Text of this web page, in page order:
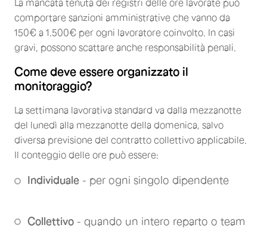
La mancata tenuta dei registri delle ore lavorate può
comportare sanzioni amministrative che vanno da
150€ a 1.500€ per ogni lavoratore coinvolto. In casi
gravi, possono scattare anche responsabilità penali.
Come deve essere organizzato il
monitoraggio?
La settimana lavorativa standard va dalla mezzanotte
del lunedì alla mezzanotte della domenica, salvo
diversa previsione del contratto collettivo applicabile.
Il conteggio delle ore può essere:
Individuale - per ogni singolo dipendente
Collettivo - quando un intero reparto o team